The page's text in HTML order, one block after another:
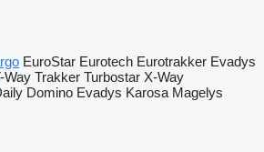
EuroStar Eurotech Eurotrakker Evadys
Way Trakker Turbostar X-Way
Domino Evadys Karosa Magelys